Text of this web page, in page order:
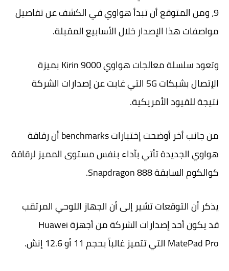
9، ومن المتوقع أن تبدأ هواوي في الكشف عن تفاصيل
مواصفات هذا الإصدار خلال الأسابيع المقبلة.
وتعود سلسلة معالجات هواوي Kirin 9000 بميزة
الإتصال بشبكات 5G التي غابت عن إصدارات الشركة
نتيجة للقيود الأمريكية.
من جانب أخر أوضحت إختبارات benchmarks أن رقاقة
هواوي الجديدة تأتي بآداء بنفس مستوى المميز لرقاقة
كوالكوم السابقة Snapdragon 888.
يذكر أن التوقعات تشير إلى أن الجهاز اللوحي المرتقب
قد يكون أحد إصدارات الشركة من أجهزة Huawei
MatePad Pro التي تتميز غالباً بحجم 11 أو 12.6 إنش.